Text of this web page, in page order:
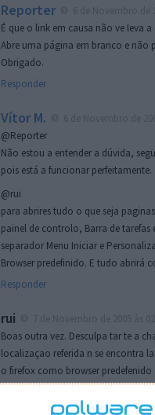
Reporter
É que o link em causa não ve leva
Abre uma página em branco e não
Obrigado.
Responder
Vítor M.
@Reporter
Não estou a entender a dúvida,
pois está a funcionar perfeitamente.
@rui
para abrires tudo o que seja
painel de controlo, Barra de tarefas
separador Menu Iniciar e
Browser predefinido. E tudo abrirá
Responder
rui
Boas outra vez. Desculpa tar te a
localizaçao referida n se encontra
o firefox como browser predefenido
de control tudo e nada. Tou a
tentei apagar o explorer na